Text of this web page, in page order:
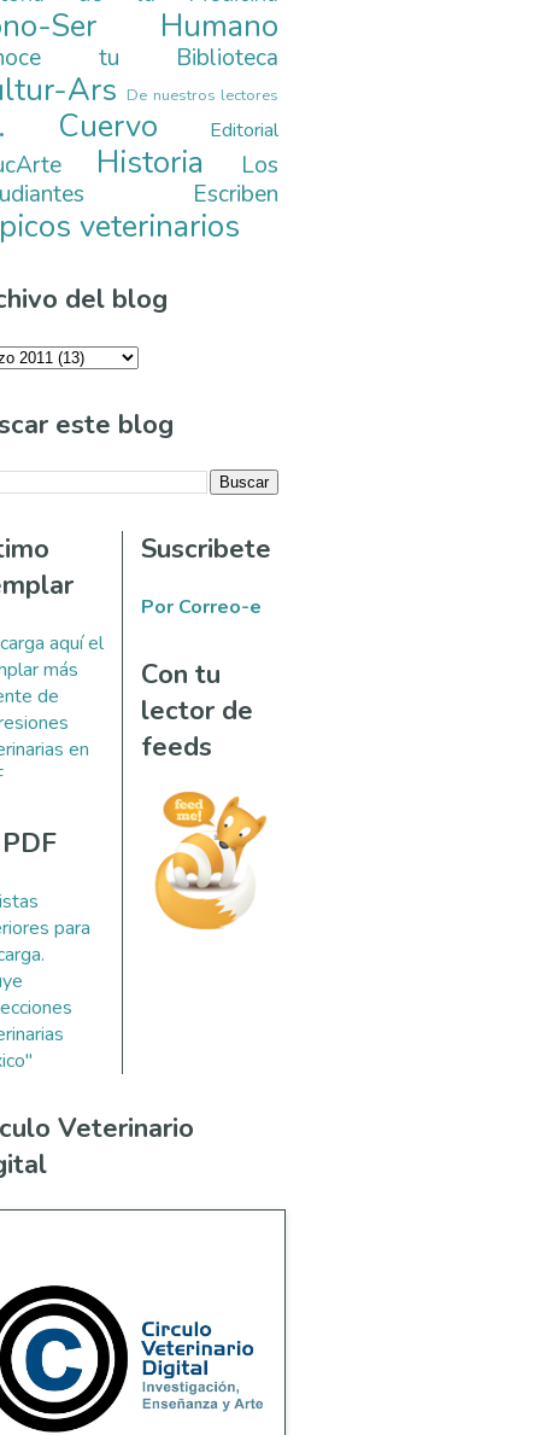
Ser Humano
tu Biblioteca
Ars De nuestros lectores
Cuervo Editorial
Historia
Los
Escriben
veterinarios
del blog
este blog
aquí el
más
de
en
para
Suscribete
Por Correo-e
Con tu
lector de
feeds
Veterinario